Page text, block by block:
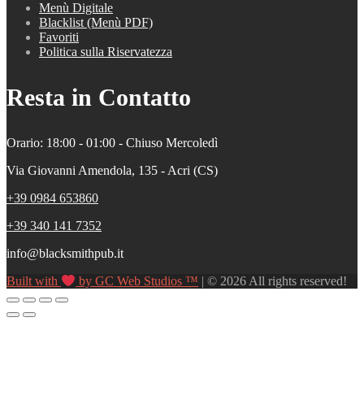
Menù Digitale
Blacklist (Menù PDF)
Favoriti
Politica sulla Riservatezza
Resta in Contatto
Orario: 18:00 - 01:00 - Chiuso Mercoledì
Via Giovanni Amendola, 135 - Acri (CS)
+39 0984 653860
+39 340 141 7352
info@blacksmithpub.it
Built with by GC Web Studios ™ | © 2026 All rights reserved!